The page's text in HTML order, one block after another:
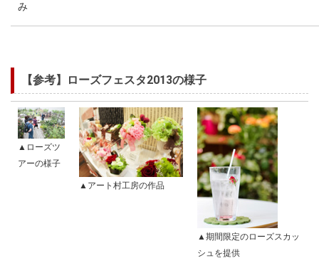
み
【参考】ローズフェスタ2013の様子
▲ローズツ
アーの様子
▲アート村工房の作品
▲期間限定のローズスカッ
シュを提供